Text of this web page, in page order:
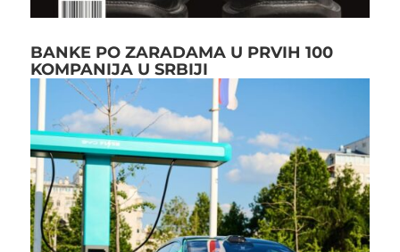
BANKE PO ZARADAMA U PRVIH 100
KOMPANIJA U SRBIJI